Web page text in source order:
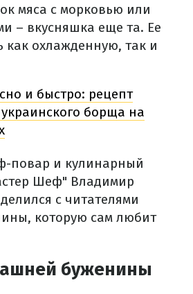
мяса с морковью или
– вкусняшка еще та. Ее
как охлажденную, так и
и быстро: рецепт
борща на
повар и кулинарный
Шеф" Владимир
с читателями
которую сам любит
буженины